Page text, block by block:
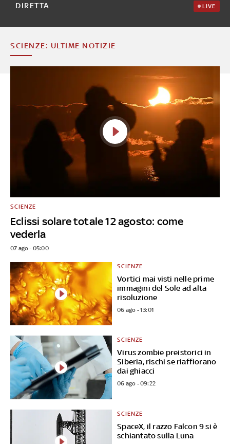
DIRETTA LIVE
SCIENZE: ULTIME NOTIZIE
Eclissi solare totale 12 agosto: come
vederla
SCIENZE
07 ago - 05:00
Vortici mai visti nelle prime
immagini del Sole ad alta
risoluzione
SCIENZE
06 ago - 13:01
Virus zombie preistorici in
Siberia, rischi se riaffiorano
dai ghiacci
SCIENZE
06 ago - 09:22
SpaceX, il razzo Falcon 9 si è
schiantato sulla Luna
SCIENZE